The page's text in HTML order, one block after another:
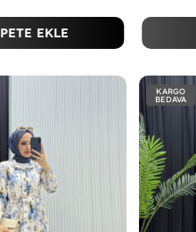
EKLE
KARGO
BEDAVA